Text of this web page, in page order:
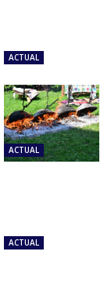
ACTUAL
ACTUAL
ACTUAL